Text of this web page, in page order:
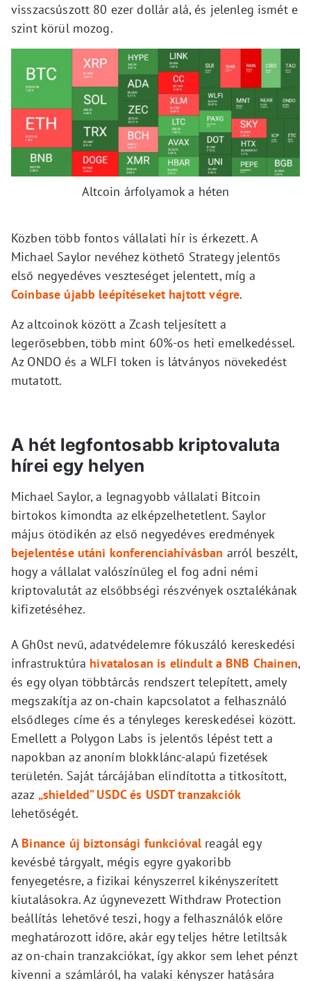
visszacsúszott 80 ezer dollár alá, és jelenleg ismét e
szint körül mozog.
Altcoin árfolyamok a héten
Közben több fontos vállalati hír is érkezett. A
Michael Saylor nevéhez köthető Strategy jelentős
első negyedéves veszteséget jelentett, míg a
Coinbase újabb leépítéseket hajtott végre.
Az altcoinok között a Zcash teljesített a
legerősebben, több mint 60%-os heti emelkedéssel.
Az ONDO és a WLFI token is látványos növekedést
mutatott.
A hét legfontosabb kriptovaluta
hírei egy helyen
Michael Saylor, a legnagyobb vállalati Bitcoin
birtokos kimondta az elképzelhetetlent. Saylor
május ötödikén az első negyedéves eredmények
bejelentése utáni konferenciahívásban arról beszélt,
hogy a vállalat valószínűleg el fog adni némi
kriptovalutát az elsőbbségi részvények osztalékának
kifizetéséhez.
A Gh0st nevű, adatvédelemre fókuszáló kereskedési
infrastruktúra hivatalosan is elindult a BNB Chainen,
és egy olyan többtárcás rendszert telepített, amely
megszakítja az on‑chain kapcsolatot a felhasználó
elsődleges címe és a tényleges kereskedései között.
Emellett a Polygon Labs is jelentős lépést tett a
napokban az anoním blokklánc-alapú fizetések
területén. Saját tárcájában elindította a titkosított,
azaz „shielded” USDC és USDT tranzakciók
lehetőségét.
A Binance új biztonsági funkcióvalreagál egy
kevésbé tárgyalt, mégis egyre gyakoribb
fenyegetésre, a fizikai kényszerrel kikényszerített
kiutalásokra. Az úgynevezett Withdraw Protection
beállítás lehetővé teszi, hogy a felhasználók előre
meghatározott időre, akár egy teljes hétre letiltsák
az on-chain tranzakciókat, így akkor sem lehet pénzt
kivenni a számláról, ha valaki kényszer hatására